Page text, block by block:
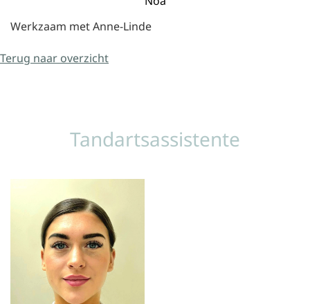
Werkzaam met Anne-Linde
Terug naar overzicht
Tandartsassistente